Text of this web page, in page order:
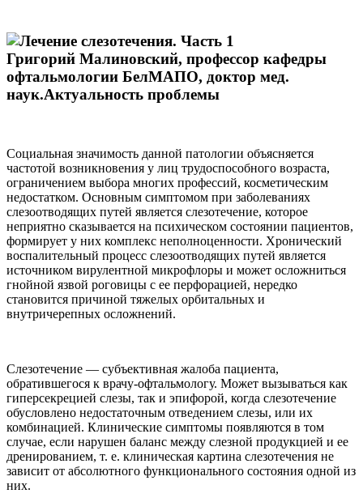
Григорий Малиновский, профессор кафедры
офтальмологии БелМАПО, доктор мед.
наук.Актуальность проблемы
Социальная значимость данной патологии объясняется
частотой возникновения у лиц трудоспособного возраста,
ограничением выбора многих профессий, косметическим
недостатком. Основным симптомом при заболеваниях
слезоотводящих путей является слезотечение, которое
неприятно сказывается на психическом состоянии пациентов,
формирует у них комплекс неполноценности. Хронический
воспалительный процесс слезоотводящих путей является
источником вирулентной микрофлоры и может осложниться
гнойной язвой роговицы с ее перфорацией, нередко
становится причиной тяжелых орбитальных и
внутричерепных осложнений.
Слезотечение — субъективная жалоба пациента,
обратившегося к врачу-офтальмологу. Может вызываться как
гиперсекрецией слезы, так и эпифорой, когда слезотечение
обусловлено недостаточным отведением слезы, или их
комбинацией. Клинические симптомы появляются в том
случае, если нарушен баланс между слезной продукцией и ее
дренированием, т. е. клиническая картина слезотечения не
зависит от абсолютного функционального состояния одной из
них.